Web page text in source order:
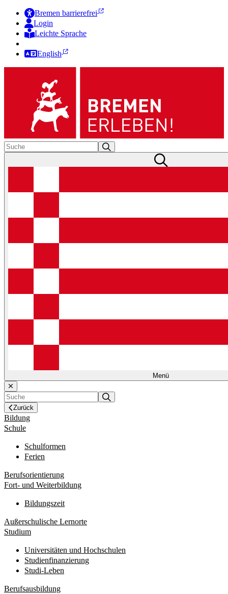
Bremen barrierefrei
Login
Leichte Sprache
English
Menü
Zurück
Bildung
Schule
Schulformen
Ferien
Berufsorientierung
Fort- und Weiterbildung
Bildungszeit
Außerschulische Lernorte
Studium
Universitäten und Hochschulen
Studienfinanzierung
Studi-Leben
Berufsausbildung